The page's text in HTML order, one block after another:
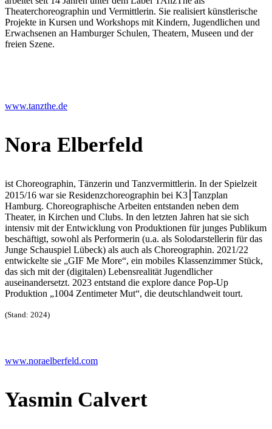
Theaterchoreographin und Vermittlerin. Sie realisiert künstlerische
Projekte in Kursen und Workshops mit Kindern, Jugendlichen und
Erwachsenen an Hamburger Schulen, Theatern, Museen und der
freien Szene.
www.tanzthe.de
Nora Elberfeld
ist Choreographin, Tänzerin und Tanzvermittlerin. In der Spielzeit
2015/16 war sie Residenzchoreographin bei K3 Tanzplan
Hamburg. Choreographische Arbeiten entstanden neben dem
Theater, in Kirchen und Clubs. In den letzten Jahren hat sie sich
intensiv mit der Entwicklung von Produktionen für junges Publikum
beschäftigt, sowohl als Performerin (u.a. als Solodarstellerin für das
Junge Schauspiel Lübeck) als auch als Choreographin. 2021/22
entwickelte sie „GIF Me More“, ein mobiles Klassenzimmer Stück,
das sich mit der (digitalen) Lebensrealität Jugendlicher
auseinandersetzt. 2023 entstand die explore dance Pop-Up
Produktion „1004 Zentimeter Mut“, die deutschlandweit tourt.
(Stand: 2024)
www.noraelberfeld.com
Yasmin Calvert